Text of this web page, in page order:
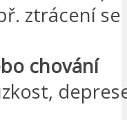
ztrácení se
chování